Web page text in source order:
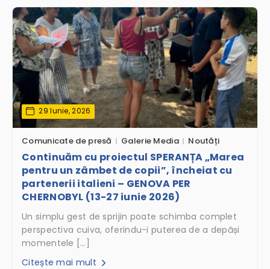
29 Iunie, 2026
Comunicate de presă Galerie Media Noutăți
Continuăm cu proiectul SPERANȚA „Marea
pentru un zâmbet de copii”, încheiat cu
partenerii italieni – GENOVA PER
CHERNOBYL (13-27 iunie 2026)
Un simplu gest de sprijin poate schimba complet
perspectiva cuiva, oferindu-i puterea de a depăși
momentele […]
Citește mai mult